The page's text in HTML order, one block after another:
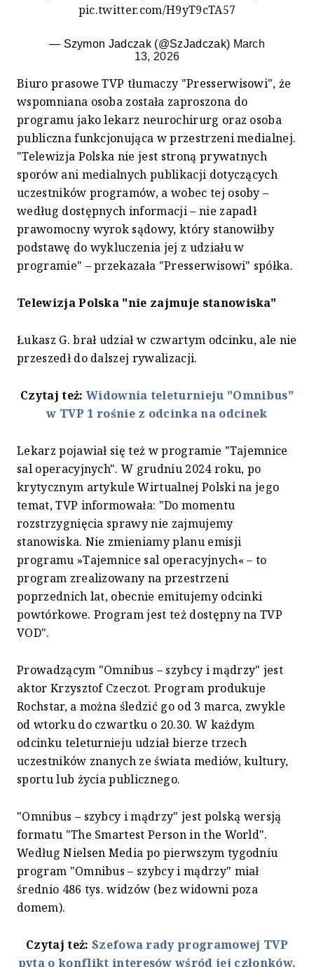
pic.twitter.com/H9yT9cTA57
— Szymon Jadczak (@SzJadczak) March
13, 2026
Biuro prasowe TVP tłumaczy "Presserwisowi", że
wspomniana osoba została zaproszona do
programu jako lekarz neurochirurg oraz osoba
publiczna funkcjonująca w przestrzeni medialnej.
"Telewizja Polska nie jest stroną prywatnych
sporów ani medialnych publikacji dotyczących
uczestników programów, a wobec tej osoby –
według dostępnych informacji – nie zapadł
prawomocny wyrok sądowy, który stanowiłby
podstawę do wykluczenia jej z udziału w
programie" – przekazała "Presserwisowi" spółka.
Telewizja Polska "nie zajmuje stanowiska"
Łukasz G. brał udział w czwartym odcinku, ale nie
przeszedł do dalszej rywalizacji.
Czytaj też:Widownia teleturnieju "Omnibus"
w TVP 1 rośnie z odcinka na odcinek
Lekarz pojawiał się też w programie "Tajemnice
sal operacyjnych". W grudniu 2024 roku, po
krytycznym artykule Wirtualnej Polski na jego
temat, TVP informowała: "Do momentu
rozstrzygnięcia sprawy nie zajmujemy
stanowiska. Nie zmieniamy planu emisji
programu »Tajemnice sal operacyjnych« – to
program zrealizowany na przestrzeni
poprzednich lat, obecnie emitujemy odcinki
powtórkowe. Program jest też dostępny na TVP
VOD".
Prowadzącym "Omnibus – szybcy i mądrzy" jest
aktor Krzysztof Czeczot. Program produkuje
Rochstar, a można śledzić go od 3 marca, zwykle
od wtorku do czwartku o 20.30. W każdym
odcinku teleturnieju udział bierze trzech
uczestników znanych ze świata mediów, kultury,
sportu lub życia publicznego.
"Omnibus – szybcy i mądrzy" jest polską wersją
formatu "The Smartest Person in the World".
Według Nielsen Media po pierwszym tygodniu
program "Omnibus – szybcy i mądrzy" miał
średnio 486 tys. widzów (bez widowni poza
domem).
Czytaj też: Szefowa rady programowej TVP
pyta o konflikt interesów wśród jej członków.